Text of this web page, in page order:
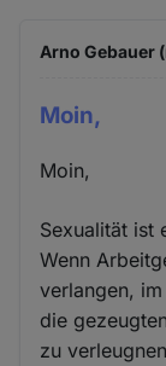
Arno Gebauer
Moin,
Moin,
Sexualität ist
Wenn
verlangen,
die
zu